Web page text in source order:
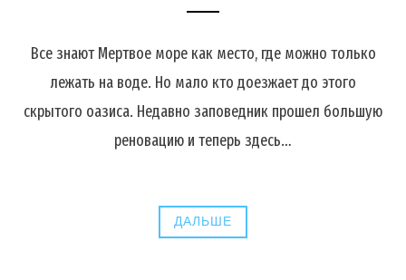
Все знают Мертвое море как место, где можно только
лежать на воде. Но мало кто доезжает до этого
скрытого оазиса. Недавно заповедник прошел большую
реновацию и теперь здесь…
ДАЛЬШЕ